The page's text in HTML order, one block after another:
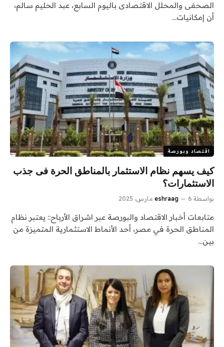
الصحفى والمحلل الاقتصادى باليوم السابع، عبد الحليم سالم،
أن إمكانيات…
اقتصاد وبورصة
كيف يسهم نظام الاستثمار بالمناطق الحرة فى جذب
الاستثمارات؟
بواسطة eshraag 6 مارس، 2025
متابعات أخبار الاقتصاد والبورصة عبر اشراق الأرباح:: يعتبر نظام
المناطق الحرة في مصر، أحد الأنماط الاستثمارية المتميزة من
بين…